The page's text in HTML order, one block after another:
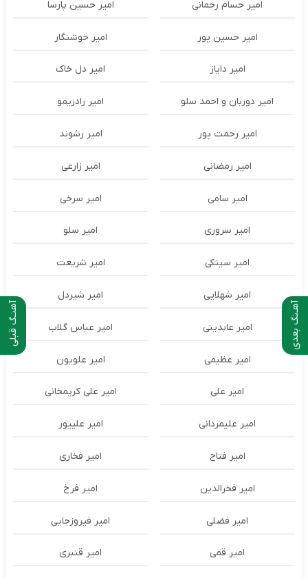
آهنـگ قبلی آهـنگ بعدی
امیر حسام رحمانی امیر حسین پارسا
امیر حسین پور امیر خوشنگار
امیر دایاز امیر دل خاک
امیر دوربان و احمد سلو امیر رادریمو
امیر رحمت پور امیر رشوند
امیر رمضانی امیر زارعی
امیر سامی امیر سرخی
امیر سروری امیر سلو
امیر سینکی امیر شریعت
امیر شهلایی امیر شیردل
امیر عابدینی امیر عباس گلاب
امیر عظیمی امیر علویون
امیر علی امیر علی کریمخانی
امیر علیمردانی امیر علیپور
امیر فتاح امیر فخاری
امیر فخرالدین امیر فرخ
امیر فضلی امیر فیروزجایی
امیر قمی امیر قنبری